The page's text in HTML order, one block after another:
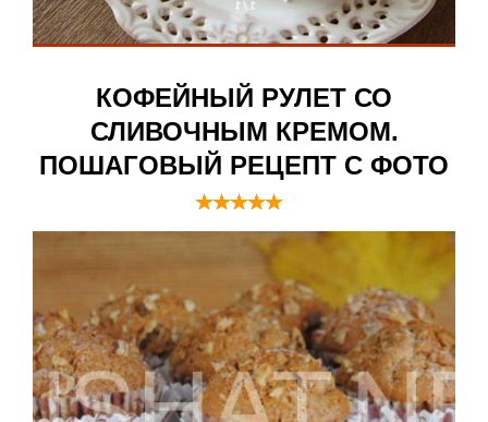
КОФЕЙНЫЙ РУЛЕТ СО
СЛИВОЧНЫМ КРЕМОМ.
ПОШАГОВЫЙ РЕЦЕПТ С ФОТО